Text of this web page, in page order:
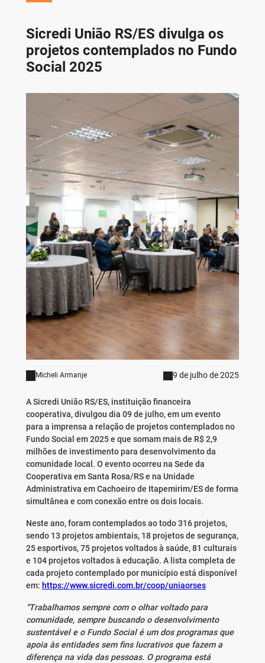
Sicredi União RS/ES divulga os
projetos contemplados no Fundo
Social 2025
Micheli Armanje 9 de julho de 2025
A Sicredi União RS/ES, instituição financeira
cooperativa, divulgou dia 09 de julho, em um evento
para a imprensa a relação de projetos contemplados no
Fundo Social em 2025 e que somam mais de R$ 2,9
milhões de investimento para desenvolvimento da
comunidade local. O evento ocorreu na Sede da
Cooperativa em Santa Rosa/RS e na Unidade
Administrativa em Cachoeiro de Itapemirim/ES de forma
simultânea e com conexão entre os dois locais.
Neste ano, foram contemplados ao todo 316 projetos,
sendo 13 projetos ambientais, 18 projetos de segurança,
25 esportivos, 75 projetos voltados à saúde, 81 culturais
e 104 projetos voltados à educação. A lista completa de
cada projeto contemplado por município está disponível
em: https://www.sicredi.com.br/coop/uniaorses
“Trabalhamos sempre com o olhar voltado para
comunidade, sempre buscando o desenvolvimento
sustentável e o Fundo Social é um dos programas que
apoia às entidades sem fins lucrativos que fazem a
diferença na vida das pessoas. O programa está